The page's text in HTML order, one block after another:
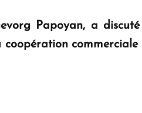
Papoyan, a